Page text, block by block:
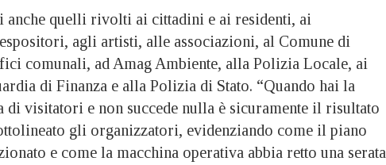
anche quelli rivolti ai cittadini e ai residenti, ai
agli artisti, alle associazioni, al Comune di
comunali, ad Amag Ambiente, alla Polizia Locale, ai
di Finanza e alla Polizia di Stato. “Quando hai la
di visitatori e non succede nulla è sicuramente il risultato
gli organizzatori, evidenziando come il piano
e come la macchina operativa abbia retto una serata